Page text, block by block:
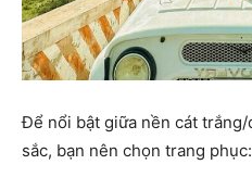
Để nổi bật giữa nền cát
sắc, bạn nên chọn trang phục: